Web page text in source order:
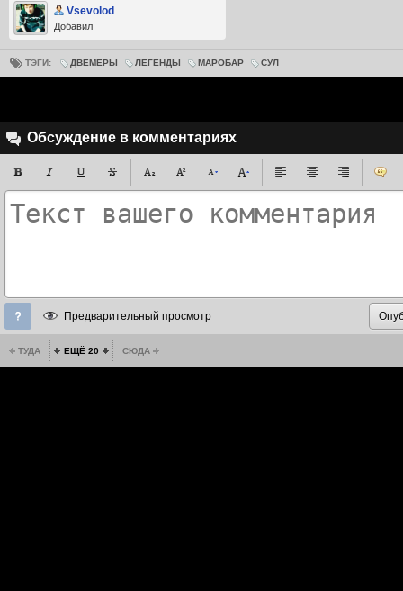
Vsevolod
Добавил
ТЭГИ: ДВЕМЕРЫ ЛЕГЕНДЫ МАРОБАР СУЛ
Обсуждение в комментариях
Предварительный просмотр
ТУДА ЕЩЁ 20 СЮДА